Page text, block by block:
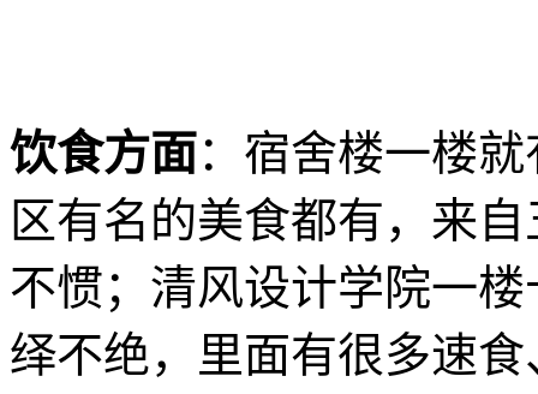
饮食方面：宿舍楼一楼
区有名的美食都有，来
不惯；清风设计学院一
绎不绝，里面有很多速